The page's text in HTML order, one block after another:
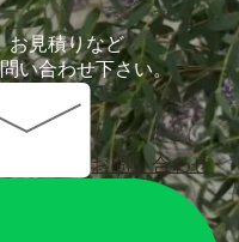
お見積りなど
い合わせ下さい。
お問い合わせ